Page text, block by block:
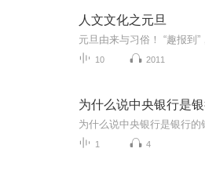
人文文化之元旦
10 2011
为什么说中央银行是
1 4